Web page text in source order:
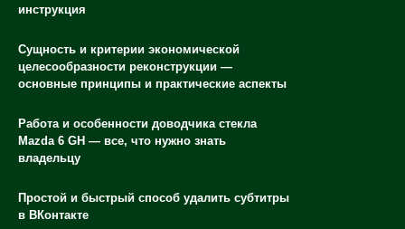
инструкция
Сущность и критерии экономической
целесообразности реконструкции —
основные принципы и практические аспекты
Работа и особенности доводчика стекла
Mazda 6 GH — все, что нужно знать
владельцу
Простой и быстрый способ удалить субтитры
в ВКонтакте